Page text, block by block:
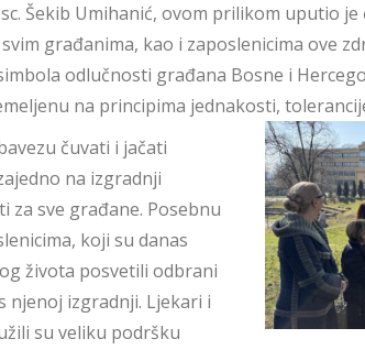
Šekib Umihanić, ovom prilikom uputio
građanima, kao i zaposlenicima ove
odlučnosti građana Bosne i
na principima jednakosti,
čuvati i jačati
na izgradnji
sve građane. Posebnu
koji su danas
života posvetili odbrani
njenoj izgradnji. Ljekari i
su veliku podršku